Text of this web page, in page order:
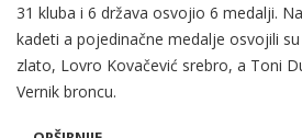
31 kluba i 6 država osvojio 6 medalji.
kadeti a pojedinačne medalje osvojili
zlato, Lovro Kovačević srebro, a Toni
Vernik broncu.